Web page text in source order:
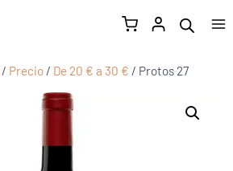
/ Precio / De 20 € a 30 € / Protos 27